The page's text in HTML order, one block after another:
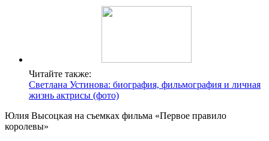
Читайте также:
Светлана Устинова: биография, фильмография и личная
жизнь актрисы (фото)
Юлия Высоцкая на съемках фильма «Первое правило
королевы»